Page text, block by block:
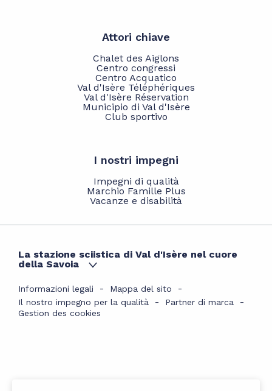
Attori chiave
Chalet des Aiglons
Centro congressi
Centro Acquatico
Val d'Isère Téléphériques
Val d'Isère Réservation
Municipio di Val d'Isère
Club sportivo
I nostri impegni
Impegni di qualità
Marchio Famille Plus
Vacanze e disabilità
La stazione sciistica di Val d'Isère nel cuore
della Savoia
Informazioni legali
Mappa del sito
Il nostro impegno per la qualità
Partner di marca
Gestion des cookies